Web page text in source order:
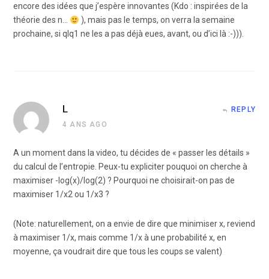
encore des idées que j’espère innovantes (Kdo : inspirées de la
théorie des n…
), mais pas le temps, on verra la semaine
prochaine, si qlq1 ne les a pas déjà eues, avant, ou d’ici là :-))).
L
4 ANS AGO
REPLY
A un moment dans la video, tu décides de « passer les détails »
du calcul de l’entropie. Peux-tu expliciter pouquoi on cherche à
maximiser -log(x)/log(2) ? Pourquoi ne choisirait-on pas de
maximiser 1/x2 ou 1/x3 ?
(Note: naturellement, on a envie de dire que minimiser x, reviend
à maximiser 1/x, mais comme 1/x à une probabilité x, en
moyenne, ça voudrait dire que tous les coups se valent)